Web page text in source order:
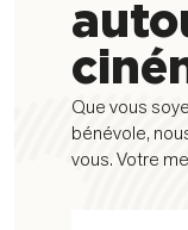
Que vous
bénévole,
vous. Votre